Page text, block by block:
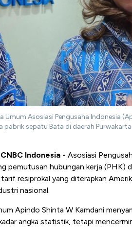
Umum Asosiasi Pengusaha Indonesia
pabrik sepatu Bata di daerah
Indonesia - Asosiasi
pemutusan hubungan kerja (PHK)
resiprokal yang diterapkan
nasional.
Apindo Shinta W Kamdani
angka statistik, tetapi